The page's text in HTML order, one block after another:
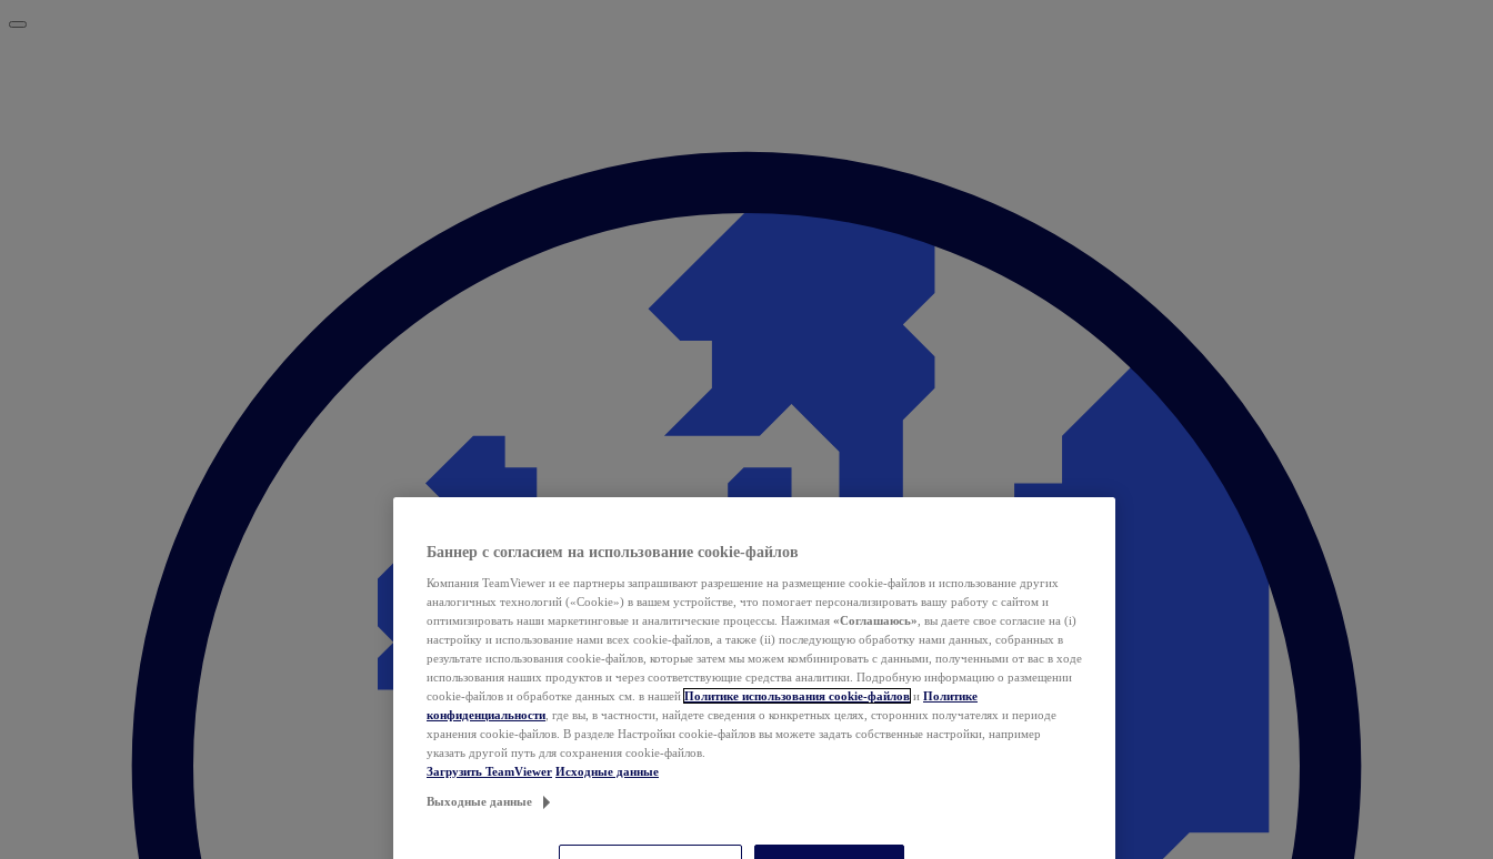
Баннер с согласием на использование cookie-файлов
Компания TeamViewer и ее партнеры запрашивают разрешение на размещение cookie-файлов и использование других
аналогичных технологий («Cookie») в вашем устройстве, что помогает персонализировать вашу работу с сайтом и
оптимизировать наши маркетинговые и аналитические процессы. Нажимая «Соглашаюсь» , вы даете свое согласие на (i)
настройку и использование нами всех cookie-файлов, а также (ii) последующую обработку нами данных, собранных в
результате использования cookie-файлов, которые затем мы можем комбинировать с данными, полученными от вас в ходе
использования наших продуктов и через соответствующие средства аналитики. Подробную информацию о размещении
cookie-файлов и обработке данных см. в нашей Политике использования cookie-файлов и Политике
конфиденциальности , где вы, в частности, найдете сведения о конкретных целях, сторонних получателях и периоде
хранения cookie-файлов. В разделе Настройки cookie-файлов вы можете задать собственные настройки, например
указать другой путь для сохранения cookie-файлов.
Загрузить TeamViewer Исходные данные
Выходные данные